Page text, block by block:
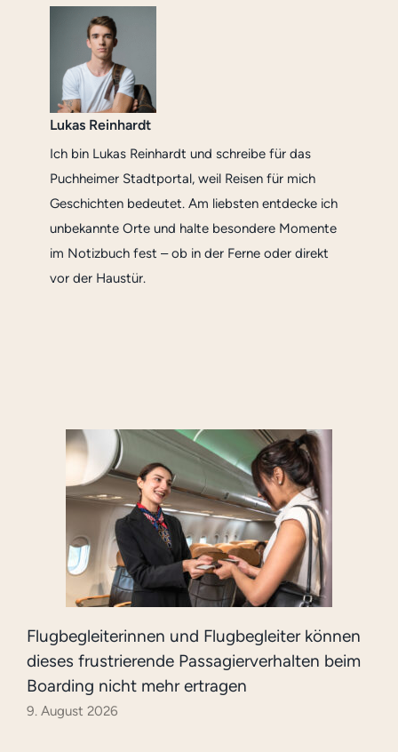
Lukas Reinhardt
Ich bin Lukas Reinhardt und schreibe für das
Puchheimer Stadtportal, weil Reisen für mich
Geschichten bedeutet. Am liebsten entdecke ich
unbekannte Orte und halte besondere Momente
im Notizbuch fest – ob in der Ferne oder direkt
vor der Haustür.
Flugbegleiterinnen und Flugbegleiter können
dieses frustrierende Passagierverhalten beim
Boarding nicht mehr ertragen
9. August 2026